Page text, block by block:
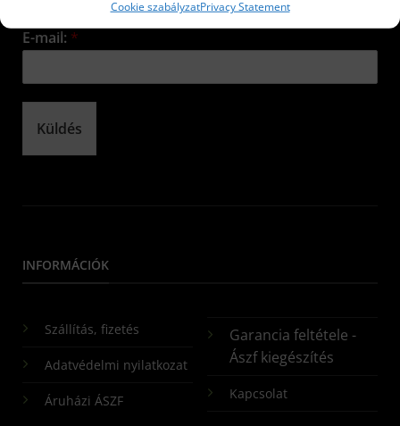
Cookie szabályzatPrivacy Statement
E-mail: *
Küldés
INFORMÁCIÓK
Szállítás, fizetés
Adatvédelmi nyilatkozat
Áruházi ÁSZF
Garancia feltétele -
Ászf kiegészítés
Kapcsolat